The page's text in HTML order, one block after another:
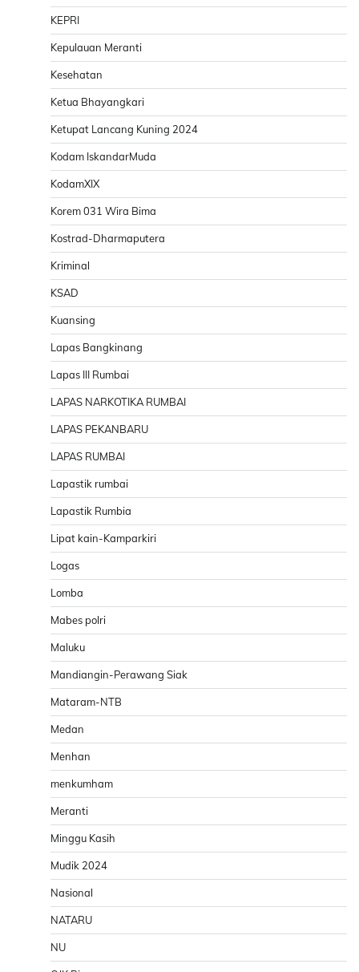
KEPRI
Kepulauan Meranti
Kesehatan
Ketua Bhayangkari
Ketupat Lancang Kuning 2024
Kodam IskandarMuda
KodamXIX
Korem 031 Wira Bima
Kostrad-Dharmaputera
Kriminal
KSAD
Kuansing
Lapas Bangkinang
Lapas III Rumbai
LAPAS NARKOTIKA RUMBAI
LAPAS PEKANBARU
LAPAS RUMBAI
Lapastik rumbai
Lapastik Rumbia
Lipat kain-Kamparkiri
Logas
Lomba
Mabes polri
Maluku
Mandiangin-Perawang Siak
Mataram-NTB
Medan
Menhan
menkumham
Meranti
Minggu Kasih
Mudik 2024
Nasional
NATARU
NU